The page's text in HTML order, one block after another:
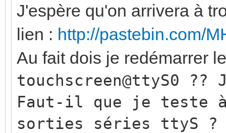
J'espère qu'on arrivera à
lien : http://pastebin.com/
Au fait dois je redémarrer
touchscreen@ttyS0 ??
Faut-il que je teste
sorties séries ttyS